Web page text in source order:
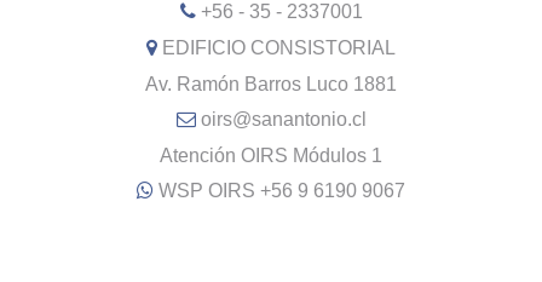
+56 - 35 - 2337001
EDIFICIO CONSISTORIAL
Av. Ramón Barros Luco 1881
oirs@sanantonio.cl
Atención OIRS Módulos 1
WSP OIRS +56 9 6190 9067